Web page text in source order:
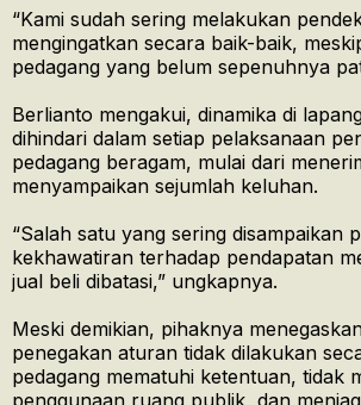
“Kami sudah sering melakukan
mengingatkan secara baik-baik,
pedagang yang belum sepenuhnya
Berlianto mengakui, dinamika di
dihindari dalam setiap pelaksanaan
pedagang beragam, mulai dari
menyampaikan sejumlah keluhan.
“Salah satu yang sering disampaikan
kekhawatiran terhadap pendapatan
jual beli dibatasi,” ungkapnya.
Meski demikian, pihaknya
penegakan aturan tidak dilakukan
pedagang mematuhi ketentuan, tidak